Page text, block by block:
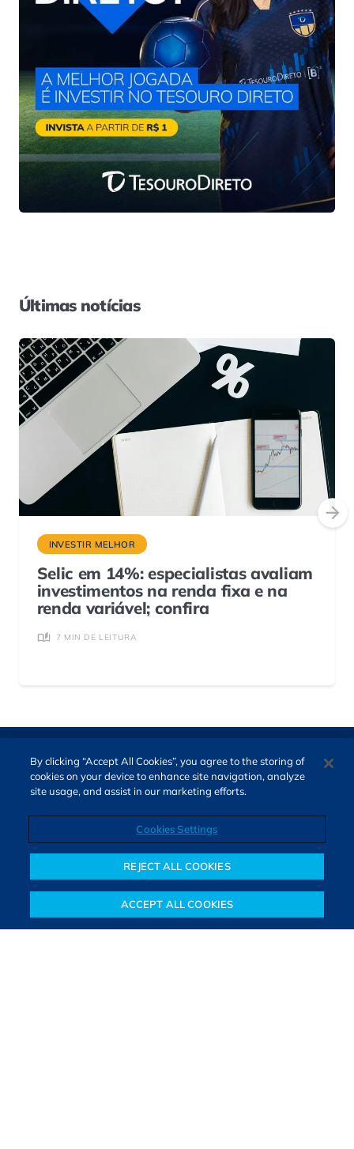
Notícias Colunistas Objetivos financeiros Investimentos Mais
Últimas notícias
INVESTIR MELHOR
Selic em 14%: especialistas avaliam
investimentos na renda fixa e na
renda variável; confira
7 MIN DE LEITURA
O Bora Investir, site de notícias e educação financeira da B3,
oferece notícias e conteúdos especializados sobre o mercado
composta por especialistas, o site proporciona aprendizado
sólido e confiável, além de artigos de parceiros que ampliam
By clicking “Accept All Cookies”, you agree to the storing of
cookies on your device to enhance site navigation, analyze
site usage, and assist in our marketing efforts.
Cookies Settings
REJECT ALL COOKIES
ACCEPT ALL COOKIES